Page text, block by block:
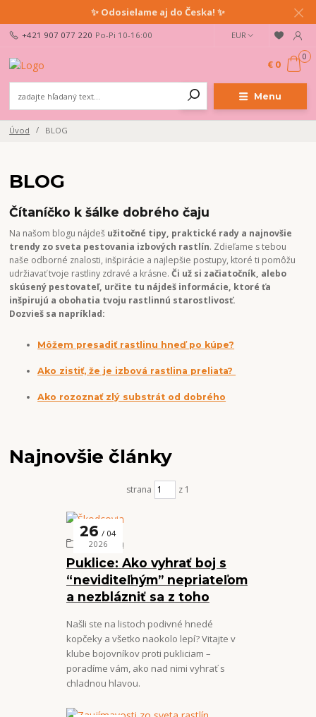
✨ Odosielame aj do Česka! ✨
Menu
EUR
+421 907 077 220 Po-Pi 10-16:00
0
€ 0
Úvod BLOG
BLOG
Čítaníčko k šálke dobrého čaju
Na našom blogu nájdeš užitočné tipy, praktické rady a najnovšie
trendy zo sveta pestovania izbových rastlín. Zdieľame s tebou
naše odborné znalosti, inšpirácie a najlepšie postupy, ktoré ti pomôžu
udržiavať tvoje rastliny zdravé a krásne.Či už si začiatočník, alebo
skúsený pestovateľ, určite tu nájdeš informácie, ktoré ťa
inšpirujú a obohatia tvoju rastlinnú starostlivosť.
Dozvieš sa napríklad:
Môžem presadiť rastlinu hneď po kúpe?
Ako zistiť, že je izbová rastlina preliata?
Ako rozoznať zlý substrát od dobrého
Najnovšie články
strana z 1
Puklice: Ako vyhrať boj s
“neviditeľným” nepriateľom
a nezblázniť sa z toho
26
04
2026
Škodcovia
Našli ste na listoch podivné hnedé
kopčeky a všetko naokolo lepí? Vitajte v
klube bojovníkov proti pukliciam –
poradíme vám, ako nad nimi vyhrať s
chladnou hlavou.